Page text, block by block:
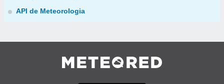
API de Meteorologia